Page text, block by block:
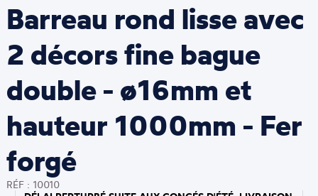
Barreau rond lisse avec
2 décors fine bague
double - ø16mm et
hauteur 1000mm - Fer
forgé
RÉF : 10010